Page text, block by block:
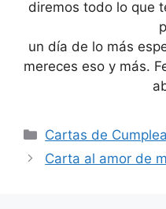
diremos todo lo que
un día de lo más
mereces eso y más.
Categories
Cartas de
Carta al amor de